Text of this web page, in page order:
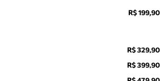
R$ 199,90
R$ 329,90
R$ 399,90